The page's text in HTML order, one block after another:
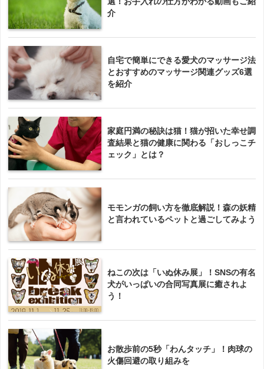
介
自宅で簡単にできる愛犬のマッサージ法
とおすすめのマッサージ関連グッズ6選
を紹介
家庭円満の秘訣は猫！猫が招いた幸せ調
査結果と猫の健康に関わる「おしっこチ
ェック」とは？
モモンガの飼い方を徹底解説！森の妖精
と言われているペットと過ごしてみよう
ねこの次は「いぬ休み展」！SNSの有名
犬がいっぱいの合同写真展に癒されよ
う！
お散歩前の5秒「わんタッチ」！肉球の
火傷回避の取り組みを